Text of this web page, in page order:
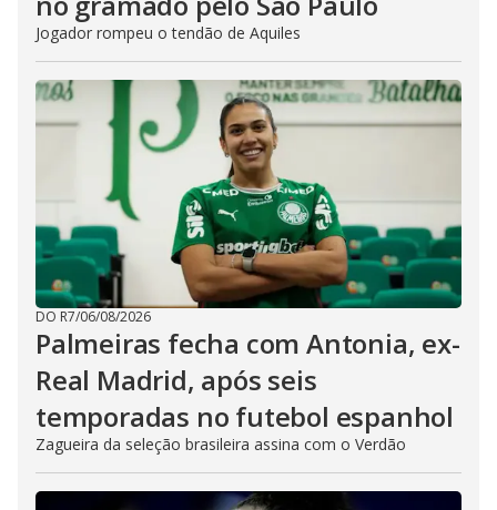
Jogador rompeu o tendão de Aquiles
DO R7/06/08/2026
Palmeiras fecha com Antonia, ex-
Real Madrid, após seis
temporadas no futebol espanhol
Zagueira da seleção brasileira assina com o Verdão